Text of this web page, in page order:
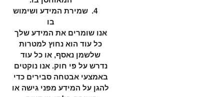
שמירת המידע ושימוש
בו
אנו שומרים את המידע שלך
כל עוד הוא נחוץ למטרות
שלשמן נאסף, או כל עוד
נדרש על פי חוק. אנו נוקטים
באמצעי אבטחה סבירים כדי
להגן על המידע מפני גישה או